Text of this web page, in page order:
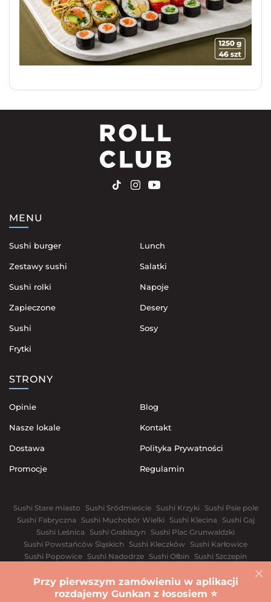
MENU
Sushi burger
Zestawy sushi
Sushi rolki
Zapieczone
Sushi
Frytki
Lunch
Salatki
Napoje
Desery
Sosy
STRONY
Opinie
Nasze lokale
Dostawa
Promocje
Blog
Kontakt
Polityka Prywatności
Regulamin
Sushi Stare miasto Sushi Sródmieście Sushi Krzyki
Sushi Psie pole
Sushi Fabryczna
Sushi Muchobór Wielki Sushi Klecina
Sushi Gaj
Sushi Leśnica
Sushi Grabiszyn
Sushi Plac Grunwaldzki
Sushi Powstańców Śląskich
Sushi Kleczków Sushi Karłowice
Sushi Popowice Sushi Nadodrze Sushi Ołbin
Sushi Szczepin
Warszawa Biała Cerkiew Winnica Dniepr Iwano-Frankiwsk
Sushi Kijów Lwów Odessa Rivnе Charków
Przy pierwszym zamówieniu w aplikacji
rozdajemy Gunkan z łososiem ⭐️